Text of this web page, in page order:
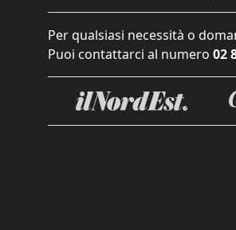
Per qualsiasi necessità o
Puoi contattarci al numero 02